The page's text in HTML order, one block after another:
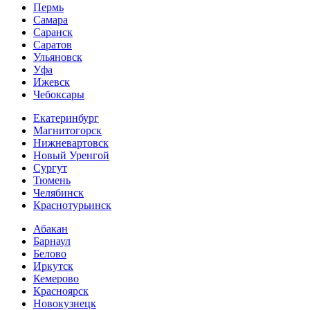
Пермь
Самара
Саранск
Саратов
Ульяновск
Уфа
Ижевск
Чебоксары
Екатеринбург
Магнитогорск
Нижневартовск
Новый Уренгой
Сургут
Тюмень
Челябинск
Краснотурьинск
Абакан
Барнаул
Белово
Иркутск
Кемерово
Красноярск
Новокузнецк